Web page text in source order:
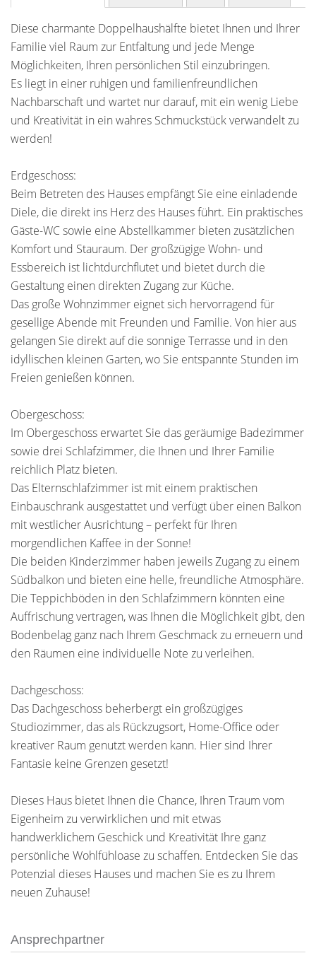
Diese charmante Doppelhaushälfte bietet Ihnen und Ihrer
Familie viel Raum zur Entfaltung und jede Menge
Möglichkeiten, Ihren persönlichen Stil einzubringen.
Es liegt in einer ruhigen und familienfreundlichen
Nachbarschaft und wartet nur darauf, mit ein wenig Liebe
und Kreativität in ein wahres Schmuckstück verwandelt zu
werden!
Erdgeschoss:
Beim Betreten des Hauses empfängt Sie eine einladende
Diele, die direkt ins Herz des Hauses führt. Ein praktisches
Gäste-WC sowie eine Abstellkammer bieten zusätzlichen
Komfort und Stauraum. Der großzügige Wohn- und
Essbereich ist lichtdurchflutet und bietet durch die
Gestaltung einen direkten Zugang zur Küche.
Das große Wohnzimmer eignet sich hervorragend für
gesellige Abende mit Freunden und Familie. Von hier aus
gelangen Sie direkt auf die sonnige Terrasse und in den
idyllischen kleinen Garten, wo Sie entspannte Stunden im
Freien genießen können.
Obergeschoss:
Im Obergeschoss erwartet Sie das geräumige Badezimmer
sowie drei Schlafzimmer, die Ihnen und Ihrer Familie
reichlich Platz bieten.
Das Elternschlafzimmer ist mit einem praktischen
Einbauschrank ausgestattet und verfügt über einen Balkon
mit westlicher Ausrichtung – perfekt für Ihren
morgendlichen Kaffee in der Sonne!
Die beiden Kinderzimmer haben jeweils Zugang zu einem
Südbalkon und bieten eine helle, freundliche Atmosphäre.
Die Teppichböden in den Schlafzimmern könnten eine
Auffrischung vertragen, was Ihnen die Möglichkeit gibt, den
Bodenbelag ganz nach Ihrem Geschmack zu erneuern und
den Räumen eine individuelle Note zu verleihen.
Dachgeschoss:
Das Dachgeschoss beherbergt ein großzügiges
Studiozimmer, das als Rückzugsort, Home-Office oder
kreativer Raum genutzt werden kann. Hier sind Ihrer
Fantasie keine Grenzen gesetzt!
Dieses Haus bietet Ihnen die Chance, Ihren Traum vom
Eigenheim zu verwirklichen und mit etwas
handwerklichem Geschick und Kreativität Ihre ganz
persönliche Wohlfühloase zu schaffen. Entdecken Sie das
Potenzial dieses Hauses und machen Sie es zu Ihrem
neuen Zuhause!
Ansprechpartner